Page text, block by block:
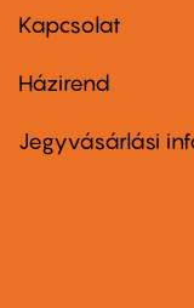
firstKapcsolat
Footer
second
Házirend
Jegyvásárlási